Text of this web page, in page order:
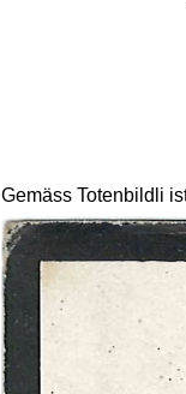
Gemäss Totenbildli